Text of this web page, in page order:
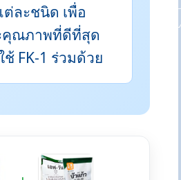
ละชนิด เพื่อ
คุณภาพที่ดีที่สุด
ช้ FK-1 ร่วมด้วย